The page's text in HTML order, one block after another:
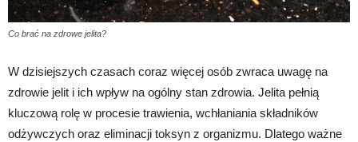
Co brać na zdrowe jelita?
W dzisiejszych czasach coraz więcej osób zwraca uwagę na
zdrowie jelit i ich wpływ na ogólny stan zdrowia. Jelita pełnią
kluczową rolę w procesie trawienia, wchłaniania składników
odżywczych oraz eliminacji toksyn z organizmu. Dlatego ważne